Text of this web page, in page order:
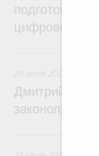
подготовки
цифровой
Дмитрий